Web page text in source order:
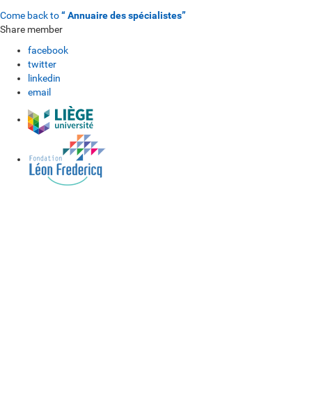
Come back to“ Annuaire des spécialistes”
Share member
facebook
twitter
linkedin
email